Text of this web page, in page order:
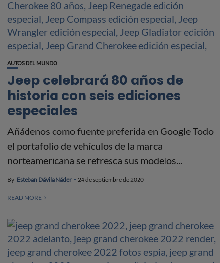
AUTOS DEL MUNDO
Jeep celebrará 80 años de
historia con seis ediciones
especiales
Añádenos como fuente preferida en Google Todo
el portafolio de vehículos de la marca
norteamericana se refresca sus modelos...
By Esteban Dávila Náder 24 de septiembre de 2020
READ MORE